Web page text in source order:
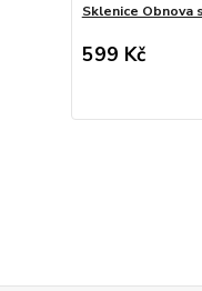
Sklenice Obnova
599 Kč